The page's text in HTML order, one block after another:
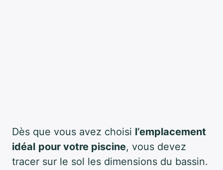
Dès que vous avez choisi l’emplacement
idéal pour votre piscine, vous devez
tracer sur le sol les dimensions du bassin.